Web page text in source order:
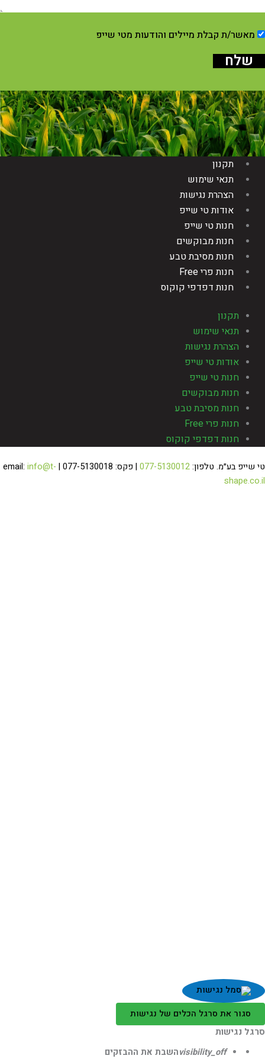
מאשר/ת קבלת מיילים והודעות מטי שייפ
שלח
תקנון
תנאי שימוש
הצהרת נגישות
אודות טי שייפ
חנות טי שייפ
חנות מבוקשים
חנות מסיבת טבע
חנות פרי Free
חנות דפדפי קוקוס
תקנון
תנאי שימוש
הצהרת נגישות
אודות טי שייפ
חנות טי שייפ
חנות מבוקשים
חנות מסיבת טבע
חנות פרי Free
חנות דפדפי קוקוס
שייפ בע״מ. טלפון:077-5130012| פקס: 077-5130018 | email:
info@t-
סגור את סרגל הכלים של נגישות
נגישות
visibility_offהשבת את ההבזקים